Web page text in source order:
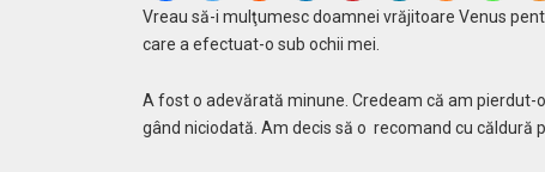
Vreau să-i mulţumesc doamnei vrăjitoare Venus
care a efectuat-o sub ochii mei.
A fost o adevărată minune. Credeam că am
gând niciodată. Am decis să o recomand cu căldură